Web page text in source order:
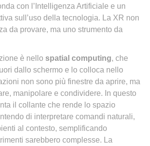
con l’Intelligenza Artificiale e un
sull’uso della tecnologia. La XR non
da provare, ma uno strumento da
è nello spatial computing, che
dallo schermo e lo colloca nello
non sono più finestre da aprire, ma
manipolare e condividere. In questo
il collante che rende lo spazio
di interpretare comandi naturali,
al contesto, semplificando
sarebbero complesse. La